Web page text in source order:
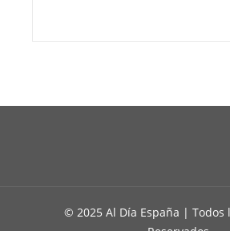
© 2025 Al Día España | Todos